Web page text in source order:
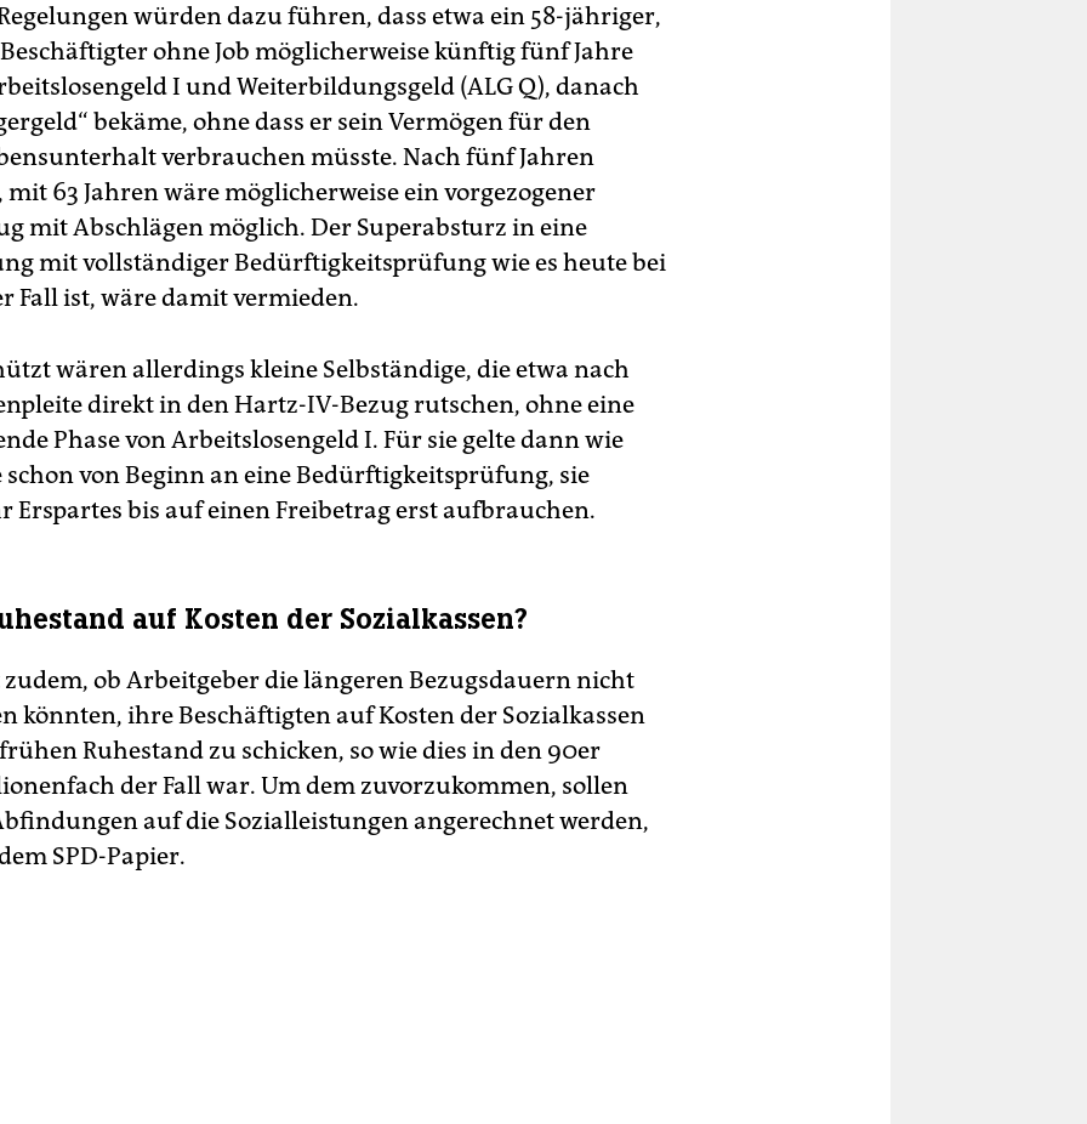
würden dazu führen, dass etwa ein 58-jähriger,
ohne Job möglicherweise künftig fünf Jahre
I und Weiterbildungsgeld (ALG Q), danach
bekäme, ohne dass er sein Vermögen für den
verbrauchen müsste. Nach fünf Jahren
mit 63 Jahren wäre möglicherweise ein vorgezogener
mit Abschlägen möglich. Der Superabsturz in eine
mit vollständiger Bedürftigkeitsprüfung wie es heute bei
Fall ist, wäre damit vermieden.
wären allerdings kleine Selbständige, die etwa nach
direkt in den Hartz-IV-Bezug rutschen, ohne eine
Phase von Arbeitslosengeld I. Für sie gelte dann wie
schon von Beginn an eine Bedürftigkeitsprüfung, sie
Erspartes bis auf einen Freibetrag erst aufbrauchen.
auf Kosten der Sozialkassen?
ob Arbeitgeber die längeren Bezugsdauern nicht
könnten, ihre Beschäftigten auf Kosten der Sozialkassen
Ruhestand zu schicken, so wie dies in den 90er
der Fall war. Um dem zuvorzukommen, sollen
auf die Sozialleistungen angerechnet werden,
SPD-Papier.